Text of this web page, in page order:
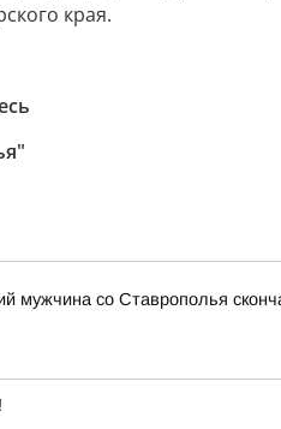
края.
мужчина со Ставрополья